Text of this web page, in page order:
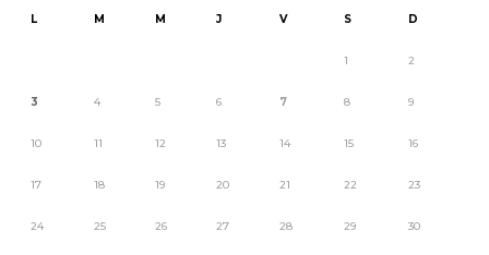
L M M J V S D
1 2
3 4 5 6 7 8 9
10 11 12 13 14 15 16
17 18 19 20 21 22 23
24 25 26 27 28 29 30